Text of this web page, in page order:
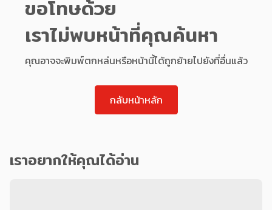
ขอโทษด้วย
เราไม่พบหน้าที่คุณค้นหา
คุณอาจจะพิมพ์ตกหล่นหรือหน้านี้ได้ถูกย้ายไปยังที่อื่นแล้ว
กลับหน้าหลัก
เราอยากให้คุณได้อ่าน